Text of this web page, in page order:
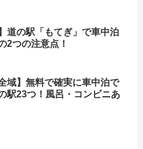
道の駅「もてぎ」で車中泊
2つの注意点！
域】無料で確実に車中泊で
駅23つ！風呂・コンビニあ